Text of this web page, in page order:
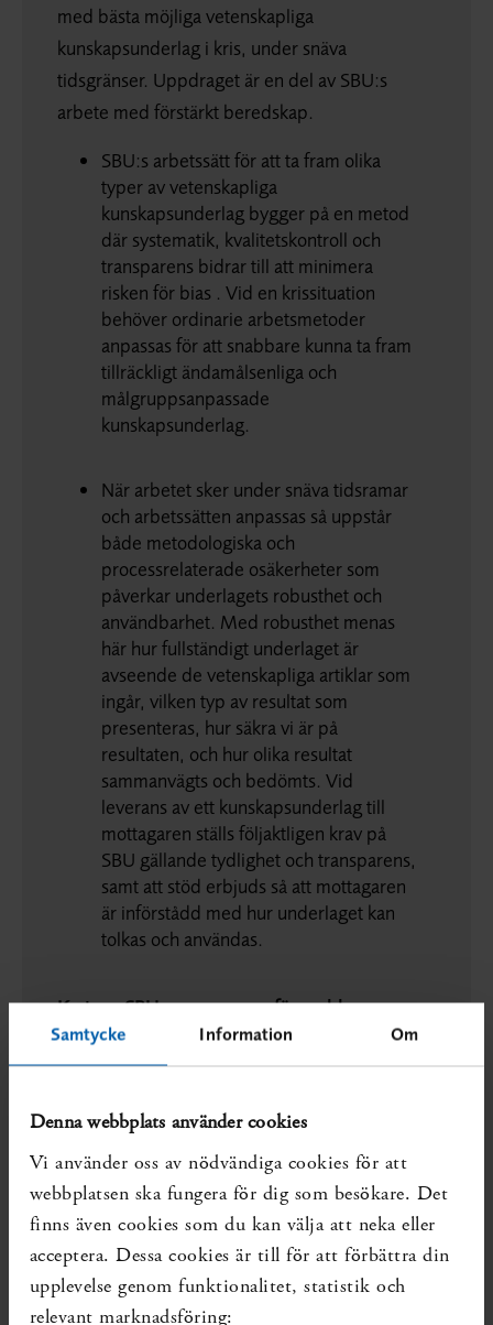
Samtycke Information Om
Denna webbplats använder cookies
Vi använder oss av nödvändiga cookies för att
webbplatsen ska fungera för dig som besökare. Det
finns även cookies som du kan välja att neka eller
acceptera. Dessa cookies är till för att förbättra din
upplevelse genom funktionalitet, statistik och
relevant marknadsföring:
med bästa möjliga vetenskapliga
kunskapsunderlag i kris, under snäva
tidsgränser. Uppdraget är en del av SBU:s
arbete med förstärkt beredskap.
SBU:s arbetssätt för att ta fram olika
typer av vetenskapliga
kunskapsunderlag bygger på en metod
där systematik, kvalitetskontroll och
transparens bidrar till att minimera
risken för bias . Vid en krissituation
behöver ordinarie arbetsmetoder
anpassas för att snabbare kunna ta fram
tillräckligt ändamålsenliga och
målgruppsanpassade
kunskapsunderlag.
När arbetet sker under snäva tidsramar
och arbetssätten anpassas så uppstår
både metodologiska och
processrelaterade osäkerheter som
påverkar underlagets robusthet och
användbarhet. Med robusthet menas
här hur fullständigt underlaget är
avseende de vetenskapliga artiklar som
ingår, vilken typ av resultat som
presenteras, hur säkra vi är på
resultaten, och hur olika resultat
sammanvägts och bedömts. Vid
leverans av ett kunskapsunderlag till
mottagaren ställs följaktligen krav på
SBU gällande tydlighet och transparens,
samt att stöd erbjuds så att mottagaren
är införstådd med hur underlaget kan
tolkas och användas.
Kort om SBU:s nya process för snabba
kunskapsunderlag (se även Bilaga 1)
omedelbart ett utredande förarbete som
utgör underlag för en avstämning med
frågeställaren , där aktuell frågeställning
och tidsram fastställs.
Vilken typ av underlag som kan
levereras styrs av frågans typ och
omfattning, frågeställarens behov av